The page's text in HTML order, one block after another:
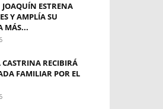
ESTRENA
Y AMPLÍA SU
MÁS...
CASTRINA RECIBIRÁ
FAMILIAR POR EL